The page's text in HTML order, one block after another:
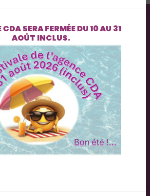
CDASERA FERMÉE DU10 AU 31
AOÛT INCLUS.
Adresse
71300 Montceau-les-Mines